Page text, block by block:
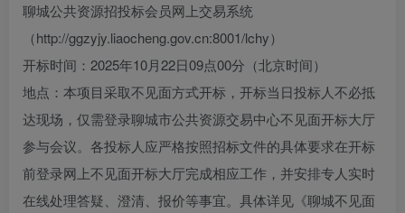
聊城公共资源招投标会员网上交易系统
（http://ggzyjy.liaocheng.gov.cn:8001/lchy）
开标时间：2025年10月22日09点00分（北京时间）
地点：本项目采取不见面方式开标，开标当日投标人不必抵
达现场，仅需登录聊城市公共资源交易中心不见面开标大厅
参与会议。各投标人应严格按照招标文件的具体要求在开标
前登录网上不见面开标大厅完成相应工作，并安排专人实时
在线处理答疑、澄清、报价等事宜。具体详见《聊城不见面